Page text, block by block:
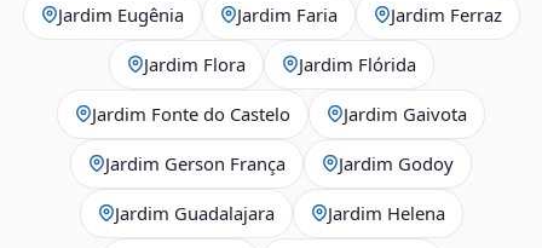
Jardim Eugênia Jardim Faria Jardim Ferraz
Jardim Flora Jardim Flórida
Jardim Fonte do Castelo Jardim Gaivota
Jardim Gerson França Jardim Godoy
Jardim Guadalajara Jardim Helena